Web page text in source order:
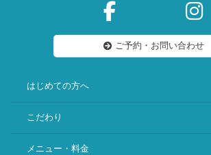
ご予約・お問い合わせ
はじめての方へ
こだわり
メニュー・料金